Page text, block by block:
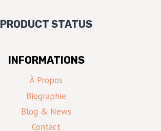
PRODUCT STATUS
INFORMATIONS
À Propos
Biographie
Blog & News
Contact